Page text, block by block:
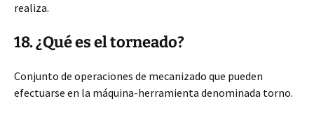
realiza.
18. ¿Qué es el torneado?
Conjunto de operaciones de mecanizado que pueden
efectuarse en la máquina-herramienta denominada torno.